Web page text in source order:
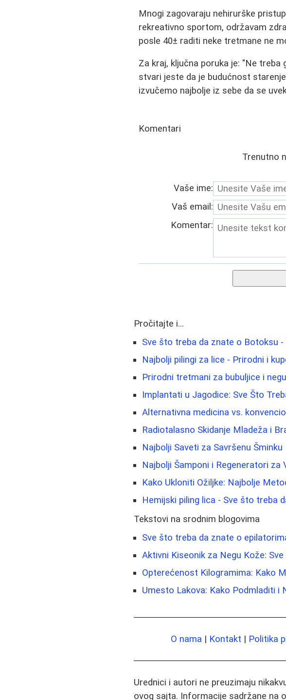
Mnogi zagovaraju nehirurške
rekreativno sportom, održavam
posle 40± raditi neke tretmane ne
Za kraj, ključna poruka je: "Ne
stvari jeste da je budućnost
izvučemo najbolje iz sebe da se
Komentari
Trenutno
Vaše ime:
Vaš email:
Komentar:
Pročitajte i...
Sve što treba da znate o Botoksu
Najbolji pilingi za lice - Prirodni i
Prirodni tretmani za bubuljice i
Implantati u Jagodice: Sve Što
Alternativna medicina vs.
Radiotalasno Skidanje Mladeža i
Najbolji Saveti za Savršenu Šminku
Najbolji Šamponi i Regeneratori za
Kako Ukloniti Ožiljke: Najbolje
Hemijski piling lica - Sve što treba
Tekstovi na srodnim blogovima
Sve što treba da znate o
Aktivni Kiseonik za Negu Kože:
Opterećenost Kilogramima: Kako
Umesto Lakova: Kako Podmladiti i
O nama | Kontakt | Politika
Urednici i autori ne preuzimaju
ovog sajta. Informacije sadržane na